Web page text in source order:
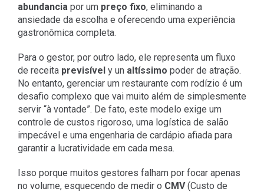
abundancia por um preço fixo, eliminando a
ansiedade da escolha e oferecendo uma experiência
gastronômica completa.
Para o gestor, por outro lado, ele representa um fluxo
de receita previsívely un altíssimo poder de atração.
No entanto, gerenciar um restaurante com rodízio é um
desafio complexo que vai muito além de simplesmente
servir “à vontade”. De fato, este modelo exige um
controle de custos rigoroso, uma logística de salão
impecável e uma engenharia de cardápio afiada para
garantir a lucratividade em cada mesa.
Isso porque muitos gestores falham por focar apenas
no volume, esquecendo de medir o CMV(Custo de